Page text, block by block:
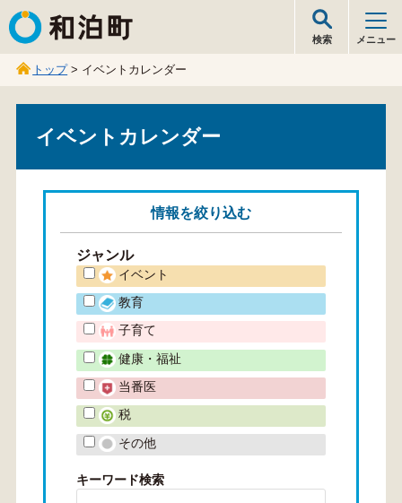
和泊町
検索 メニュー
トップ> イベントカレンダー
イベントカレンダー
情報を絞り込む
ジャンル
イベント
教育
子育て
健康・福祉
当番医
税
その他
キーワード検索